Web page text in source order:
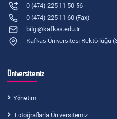
0 (474) 225 11 50-56
0 (474) 225 11 60 (Fax)
bilgi@kafkas.edu.tr
Kafkas Üniversitesi Rektörlüğü
Üniversitemiz
Yönetim
Fotoğraflarla Üniversitemiz